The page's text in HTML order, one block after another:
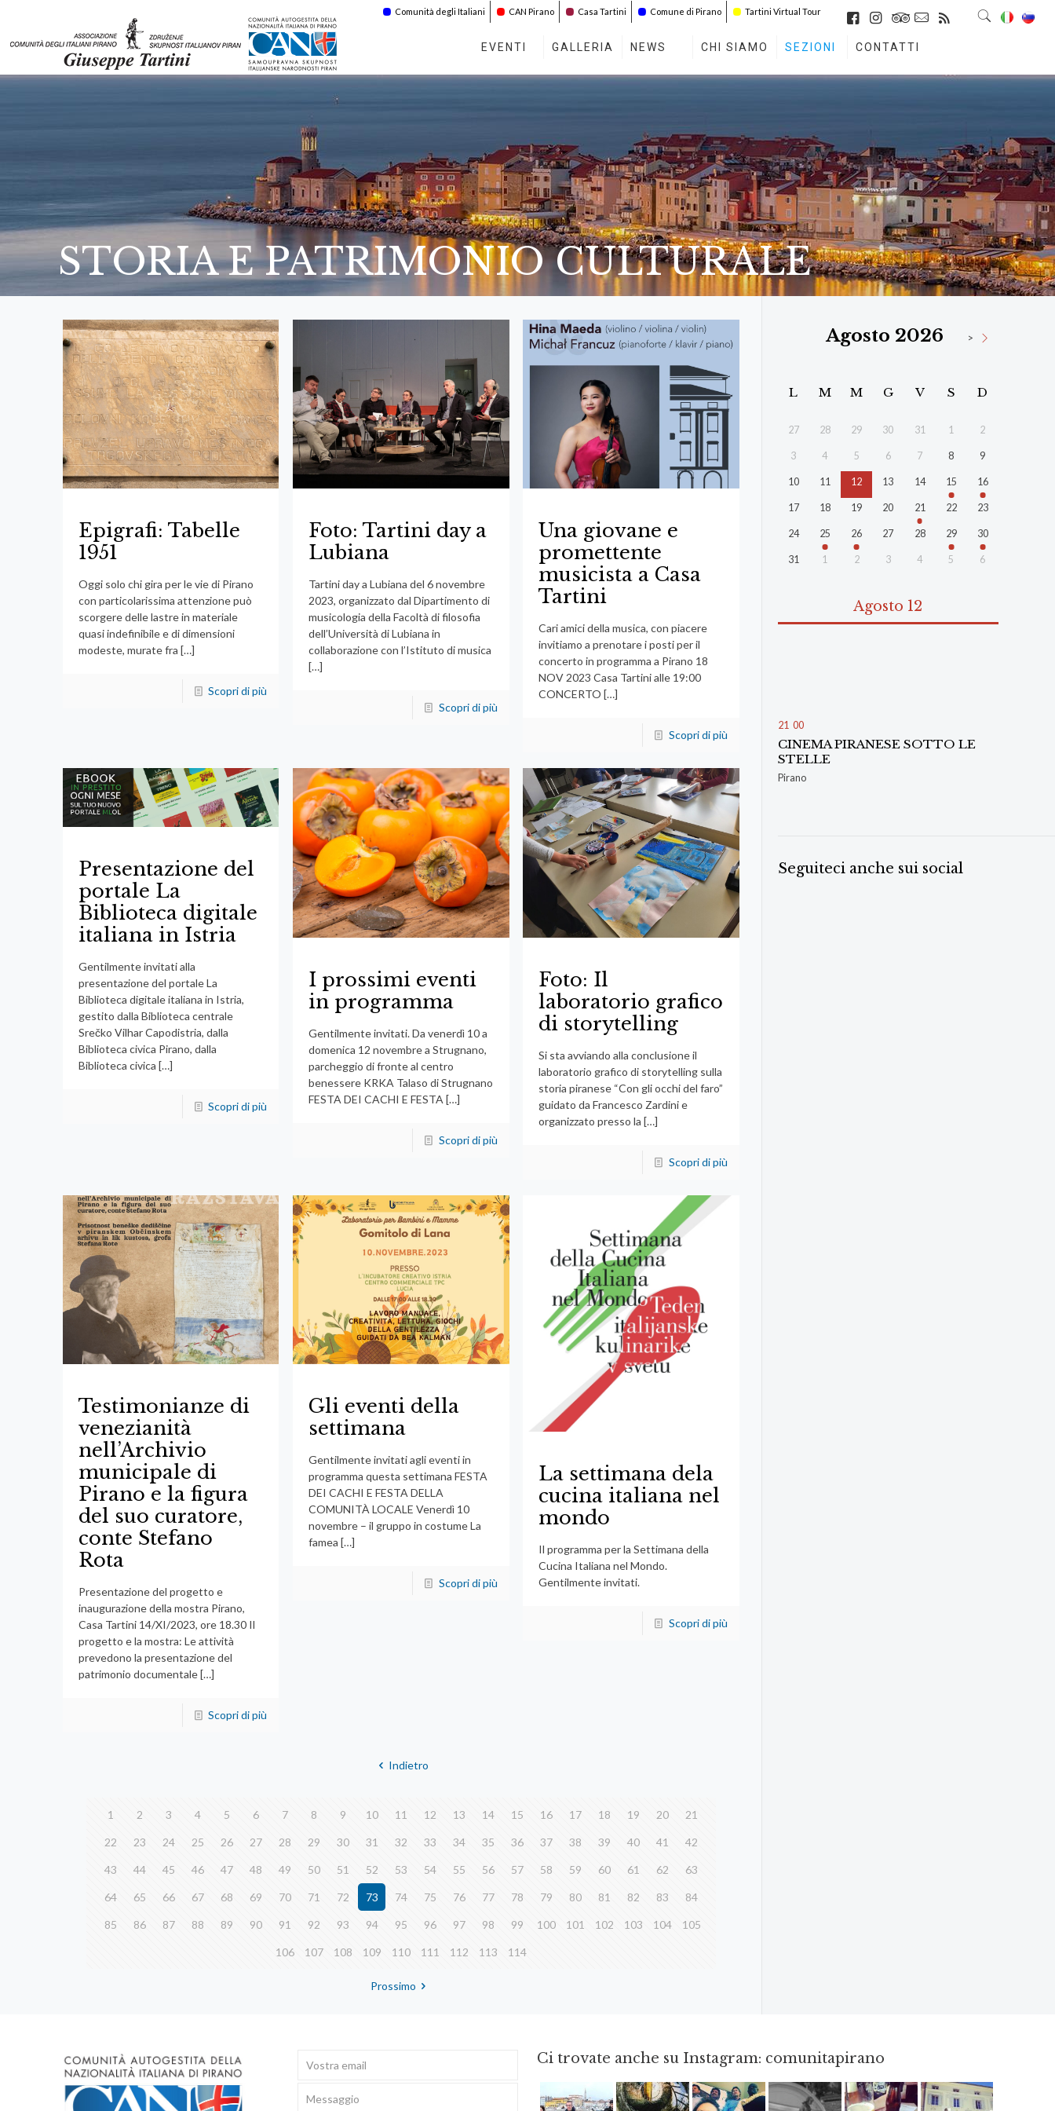
Comunità degli Italiani CAN Pirano Casa Tartini Comune di Pirano Tartini Virtual Tour
EVENTI GALLERIA NEWS CHI SIAMO SEZIONI CONTATTI
STORIA E PATRIMONIO CULTURALE
Epigrafi: Tabelle
1951
Oggi solo chi gira per le vie di Pirano
con particolarissima attenzione può
scorgere delle lastre in materiale
quasi indefinibile e di dimensioni
modeste, murate fra […]
Scopri di più
Foto: Tartini day a
Lubiana
Tartini day a Lubiana del 6 novembre
2023, organizzato dal Dipartimento di
musicologia della Facoltà di filosofia
dell’Università di Lubiana in
collaborazione con l’Istituto di musica
[…]
Scopri di più
Una giovane e
promettente
musicista a Casa
Tartini
Cari amici della musica, con piacere
invitiamo a prenotare i posti per il
concerto in programma a Pirano 18
NOV 2023 Casa Tartini alle 19:00
CONCERTO […]
Scopri di più
Presentazione del
portale La
Biblioteca digitale
italiana in Istria
Gentilmente invitati alla
presentazione del portale La
Biblioteca digitale italiana in Istria,
gestito dalla Biblioteca centrale
Srečko Vilhar Capodistria, dalla
Biblioteca civica Pirano, dalla
Biblioteca civica […]
Scopri di più
I prossimi eventi
in programma
Gentilmente invitati. Da venerdì 10 a
domenica 12 novembre a Strugnano,
parcheggio di fronte al centro
benessere KRKA Talaso di Strugnano
FESTA DEI CACHI E FESTA […]
Scopri di più
Foto: Il
laboratorio grafico
di storytelling
Si sta avviando alla conclusione il
laboratorio grafico di storytelling sulla
storia piranese “Con gli occhi del faro”
guidato da Francesco Zardini e
organizzato presso la […]
Scopri di più
Testimonianze di
venezianità
nell’Archivio
municipale di
Pirano e la figura
del suo curatore,
conte Stefano
Rota
Presentazione del progetto e
inaugurazione della mostra Pirano,
Casa Tartini 14/XI/2023, ore 18.30 Il
progetto e la mostra: Le attività
prevedono la presentazione del
patrimonio documentale[…]
Scopri di più
Gli eventi della
settimana
Gentilmente invitati agli eventi in
programma questa settimana FESTA
DEI CACHI E FESTA DELLA
COMUNITÀ LOCALE Venerdì 10
novembre – il gruppo in costume La
famea […]
Scopri di più
La settimana dela
cucina italiana nel
mondo
Il programma per la Settimana della
Cucina Italiana nel Mondo.
Gentilmente invitati.
Scopri di più
Indietro
1 2 3 4 5 6 7 8 9 10 11 12 13 14 15 16 17 18 19 20 21
22 23 24 25 26 27 28 29 30 31 32 33 34 35 36 37 38 39 40 41 42
43 44 45 46 47 48 49 50 51 52 53 54 55 56 57 58 59 60 61 62 63
64 65 66 67 68 69 70 71 72 73 74 75 76 77 78 79 80 81 82 83 84
85 86 87 88 89 90 91 92 93 94 95 96 97 98 99 100 101 102 103 104 105
106 107 108 109 110 111 112 113 114
Prossimo
Agosto 2026 >
L M M G V S D
27 28 29 30 31 1 2
3 4 5 6 7 8 9
10 11 12 13 14 15 16
17 18 19 20 21 22 23
24 25 26 27 28 29 30
31 1 2 3 4 5 6
Agosto 12
21 00
CINEMA PIRANESE SOTTO LE
STELLE
Pirano
Seguiteci anche sui social
Ci trovate anche su Instagram: comunitapirano